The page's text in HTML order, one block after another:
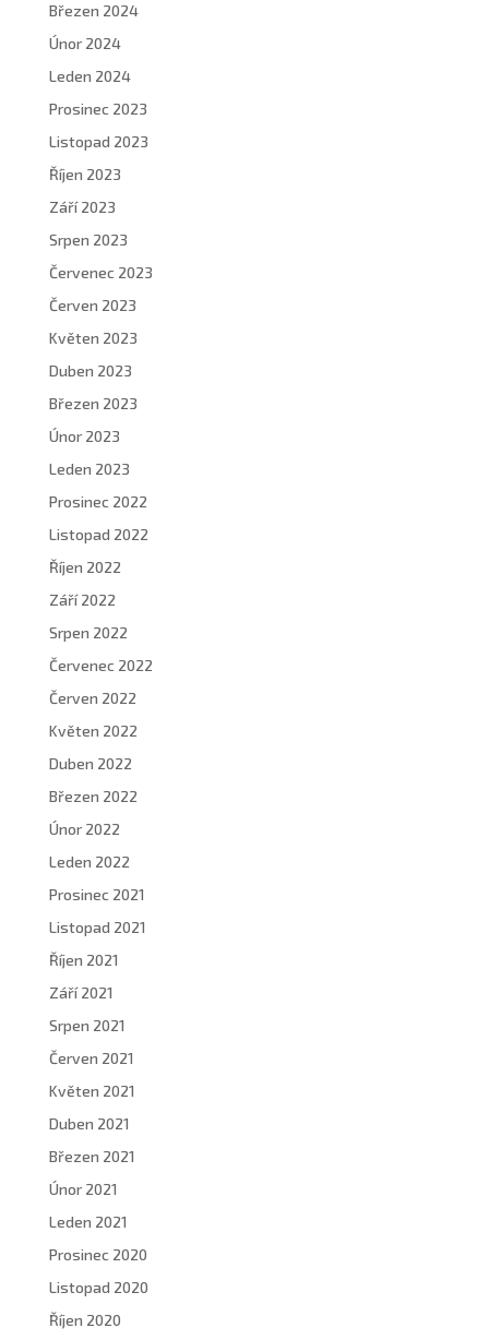
Březen 2024
Únor 2024
Leden 2024
Prosinec 2023
Listopad 2023
Říjen 2023
Září 2023
Srpen 2023
Červenec 2023
Červen 2023
Květen 2023
Duben 2023
Březen 2023
Únor 2023
Leden 2023
Prosinec 2022
Listopad 2022
Říjen 2022
Září 2022
Srpen 2022
Červenec 2022
Červen 2022
Květen 2022
Duben 2022
Březen 2022
Únor 2022
Leden 2022
Prosinec 2021
Listopad 2021
Říjen 2021
Září 2021
Srpen 2021
Červen 2021
Květen 2021
Duben 2021
Březen 2021
Únor 2021
Leden 2021
Prosinec 2020
Listopad 2020
Říjen 2020